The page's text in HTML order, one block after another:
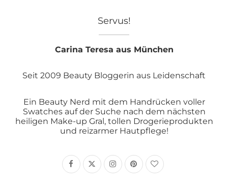
Servus!
Carina Teresa aus München
Seit 2009 Beauty Bloggerin aus Leidenschaft
Ein Beauty Nerd mit dem Handrücken voller
Swatches auf der Suche nach dem nächsten
heiligen Make-up Gral, tollen Drogerieprodukten
und reizarmer Hautpflege!